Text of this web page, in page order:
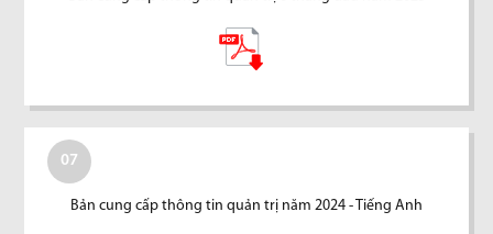
07
Bản cung cấp thông tin quản trị năm 2024 - Tiếng Anh